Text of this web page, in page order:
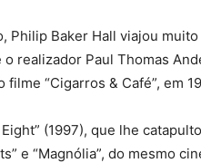
Philip Baker Hall viajou
realizador Paul Thomas
“Cigarros & Café”, em
(1997), que lhe
e “Magnólia”, do mesmo